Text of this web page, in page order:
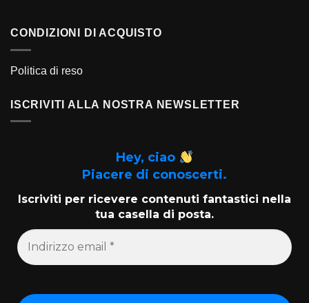
CONDIZIONI DI ACQUISTO
Politica di reso
ISCRIVITI ALLA NOSTRA NEWSLETTER
Hey, ciao
Piacere di conoscerti.
Iscriviti per ricevere contenuti fantastici nella
tua casella di posta.